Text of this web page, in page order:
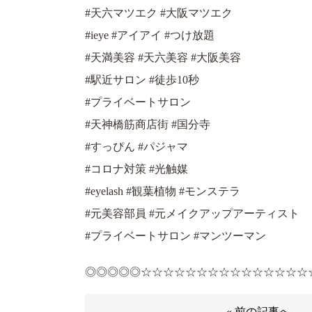
#天六マツエク #大阪マツエク
#ieye #アイアイ #つけ放題
#天満美容 #天六美容 #大阪美容
#駅近サロン #徒歩10秒
#プライベートサロン
#天神橋筋商店街 #国分寺
#すっぴん #パジャマ
#コロナ対策 #光触媒
#eyelash #観葉植物 #モンステラ
#元美容部員 #元メイクアップアーティスト
#プライベートサロン #マンツーマン